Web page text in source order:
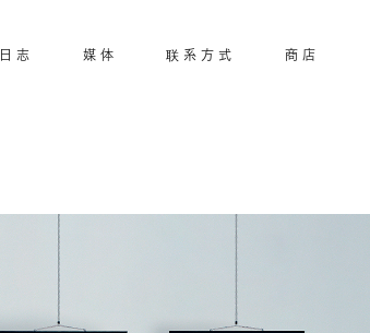
日 志 媒 体 联 系 方 式 商 店